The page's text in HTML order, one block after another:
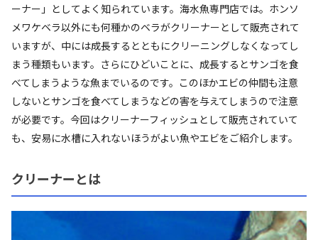
ーナー」としてよく知られています。海水魚専門店では。ホンソ
メワケベラ以外にも何種かのベラがクリーナーとして販売されて
いますが、中には成長するとともにクリーニングしなくなってし
まう種類もいます。さらにひどいことに、成長するとサンゴを食
べてしまうような魚までいるのです。このほかエビの仲間も注意
しないとサンゴを食べてしまうなどの害を与えてしまうので注意
が必要です。今回はクリーナーフィッシュとして販売されていて
も、安易に水槽に入れないほうがよい魚やエビをご紹介します。
クリーナーとは